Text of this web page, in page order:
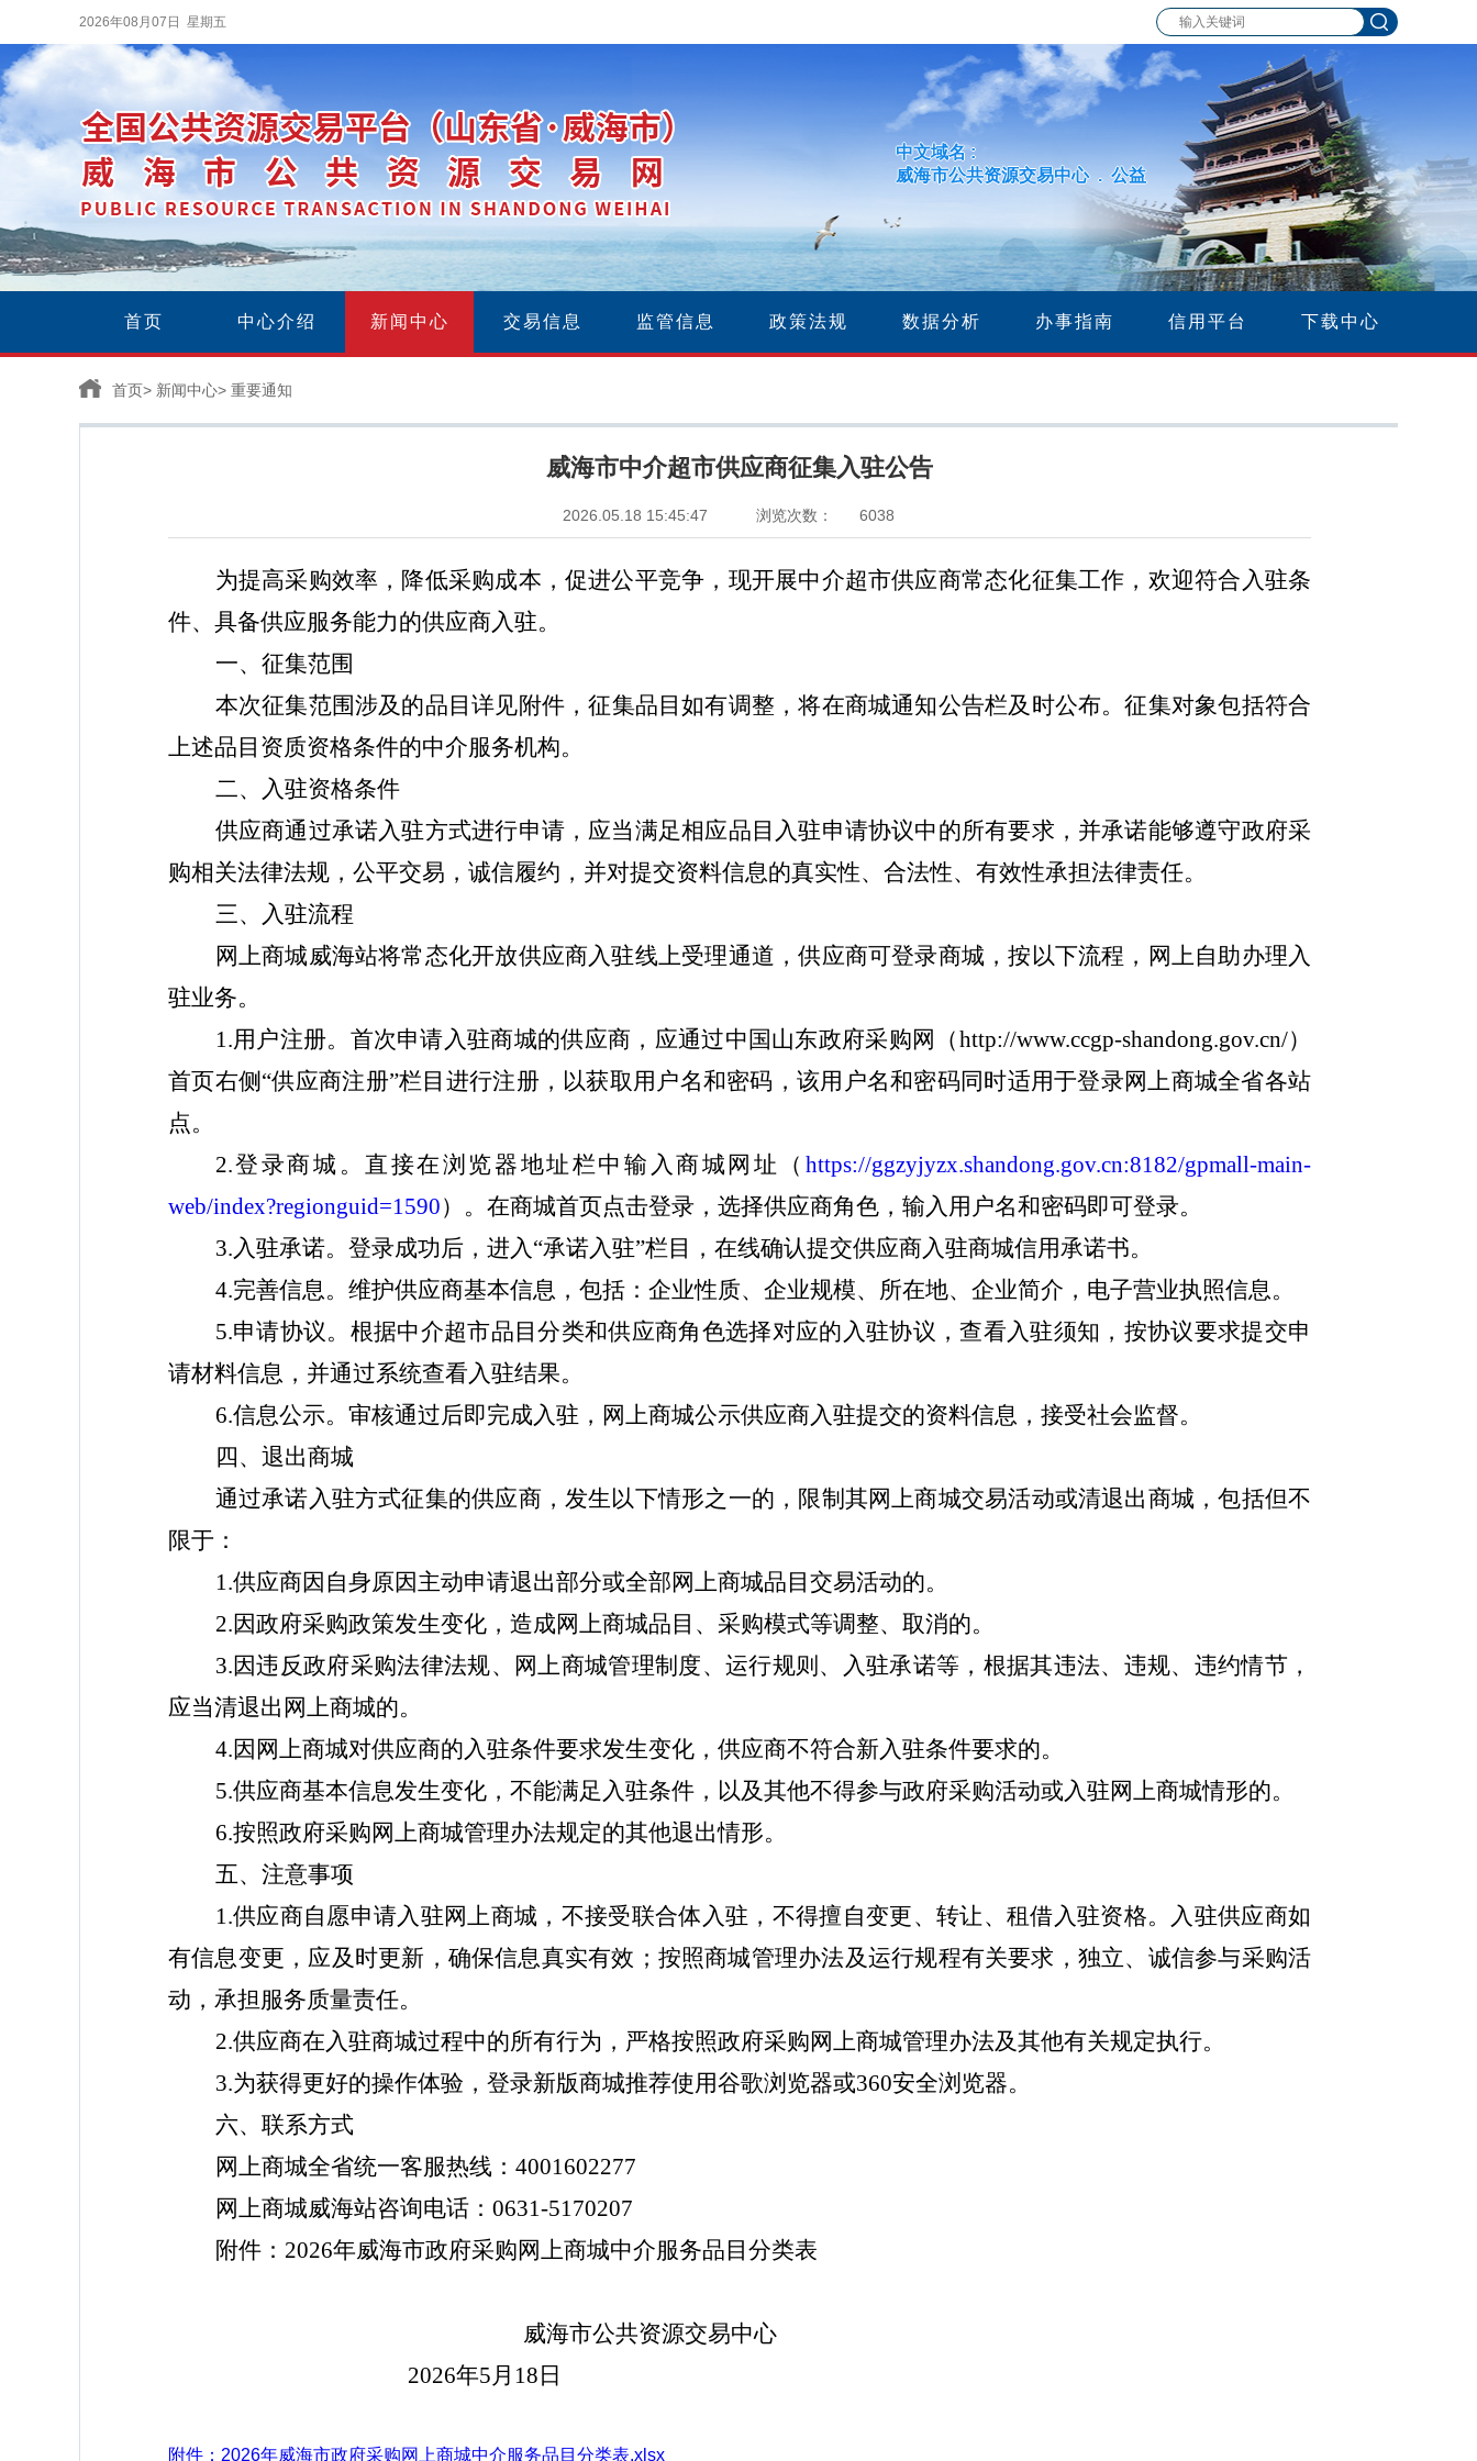
2026年08月07日 星期五
中文域名 :
威海市公共资源交易中心 . 公益
首页 中心介绍 新闻中心 交易信息 监管信息 政策法规 数据分析 办事指南 信用平台 下载中心
首页> 新闻中心> 重要通知
威海市中介超市供应商征集入驻公告
2026.05.18 15:45:47 浏览次数： 6038
为提高采购效率，降低采购成本，促进公平竞争， 现开展中介超市供应商常态化征集工作，欢迎符合入驻条
件、具备供应服务能力的供应商入驻。
一、征集范围
本次征集范围涉及的品目详见附件，征集品目如有调整，将在商城通知公告栏及时公布。征集对象包括符合
上述品目 资质资格条件的中介服务机构。
二、入驻资格条件
供应商通过承诺入驻方式进行申请 ，应当满足相应品目 入驻申请协议中的所有要求 ，并承诺能够遵守政府采
购相关法律法规，公平交易，诚信履约，并对提交资料信息的真实性、合法性、有效性承担法律责任。
三、入驻流程
网上商城威海站将常态化开放供应商入驻线上受理通道，供应商可登录商城，按以下流程，网上自助办理入
驻业务。
1.用户注册。首次申请入驻商城的供应商，应通过中国山东政府采购网（http://www.ccgp-shandong.gov.cn/）
首页右侧“供应商注册”栏目进行注册，以获取用户名和密码，该用户名和密码同时适用于登录网上商城全省各站
点。
2.登录商城。直接在浏览器地址栏中输入商城网址（ https://ggzyjyzx.shandong.gov.cn:8182/gpmall-main-
web/index?regionguid=1590） 。在商城首页点击登录，选择供应商角色，输入用户名和密码即可登录。
3.入驻承诺。登录成功后，进入“承诺入驻”栏目，在线确认提交供应商入驻商城信用承诺书。
4.完善信息。维护供应商基本信息，包括：企业性质、企业规模、所在地、企业简介，电子营业执照信息。
5.申请协议。根据中介超市品目分类和供应商角色选择对应的入驻协议，查看入驻须知，按协议要求提交申
请材料信息，并通过系统查看入驻结果。
6.信息公示。审核通过后即完成入驻，网上商城公示供应商入驻提交的资料信息，接受社会监督。
四、退出商城
通过承诺入驻方式征集的供应商，发生以下情形之一的，限制其网上商城交易活动或清退出商城，包括但不
限于：
1.供应商因自身原因主动申请退出部分或全部网上商城品目交易活动的。
2.因政府采购政策发生变化，造成网上商城品目、采购模式等调整、取消的。
3.因违反政府采购法律法规、网上商城管理制度、运行规则、入驻承诺等，根据其违法、违规、违约情节，
应当清退出网上商城的。
4.因网上商城对供应商的入驻条件要求发生变化，供应商不符合新入驻条件要求的。
5.供应商基本信息发生变化，不能满足入驻条件，以及其他不得参与政府采购活动或入驻网上商城情形的。
6.按照政府采购网上商城管理办法规定的其他退出情形。
五、注意事项
1.供应商自愿申请入驻网上商城，不接受联合体入驻，不得擅自变更、转让、租借入驻资格。入驻供应商如
有信息变更，应及时更新，确保信息真实有效；按照商城管理办法及运行规程有关要求，独立、诚信参与采购活
动，承担服务质量责任。
2.供应商在入驻商城过程中的所有行为，严格按照政府采购网上商城管理办法及其他有关规定执行。
3.为获得更好的操作体验，登录新版商城推荐使用谷歌浏览器或360安全浏览器。
六、联系方式
网上商城全省统一客服热线：4001602277
网上商城威海站咨询电话：0631-5170207
附件： 2026年威海市政府采购网上商城中介服务品目分类表
威海市公共资源交易中心
2026年5月 18 日
附件：2026年威海市政府采购网上商城中介服务品目分类表.xlsx